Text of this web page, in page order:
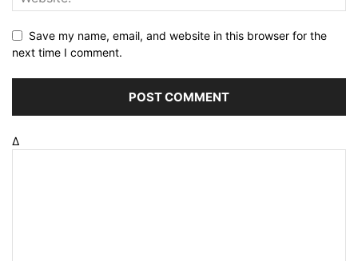
Save my name, email, and website in this browser for the
next time I comment.
Δ